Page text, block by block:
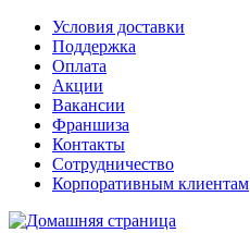
Условия доставки
Поддержка
Оплата
Акции
Вакансии
Франшиза
Контакты
Сотрудничество
Корпоративным клиентам